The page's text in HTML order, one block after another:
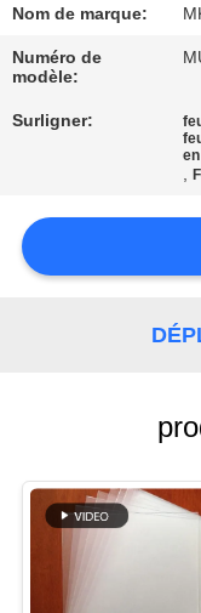
DE
L'USINE
CONTRÔLE
LA
QUALITÉ
DEMANDEZ
UN DEVIS
Nom de marque:
Numéro de
modèle:
Surligner:
,